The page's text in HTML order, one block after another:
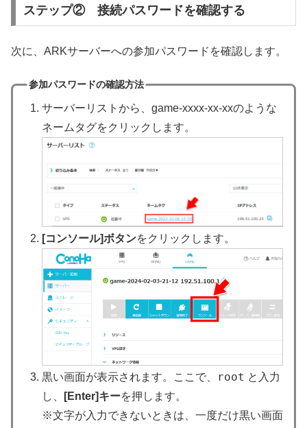
ステップ② 接続パスワードを確認する
次に、ARKサーバーへの参加パスワードを確認します。
参加パスワードの確認方法
サーバーリストから、game-xxxx-xx-xxのような
ネームタグをクリックします。
[コンソール]ボタンをクリックします。
黒い画面が表示されます。ここで、 root と入力
し、
[Enter]キーを押します。
※文字が入力できないときは、一度だけ黒い画面